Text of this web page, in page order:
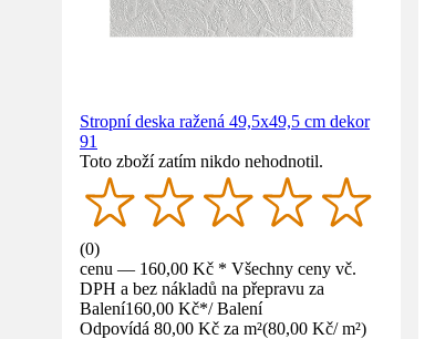
Stropní deska ražená 49,5x49,5 cm dekor
91
Toto zboží zatím nikdo nehodnotil.
(0)
cenu — 160,00 Kč * Všechny ceny vč.
DPH a bez nákladů na přepravu za
Balení160,00 Kč*/ Balení
Odpovídá 80,00 Kč za m²(80,00 Kč/ m²)